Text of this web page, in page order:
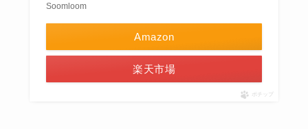
Soomloom
Amazon
楽天市場
ポチップ